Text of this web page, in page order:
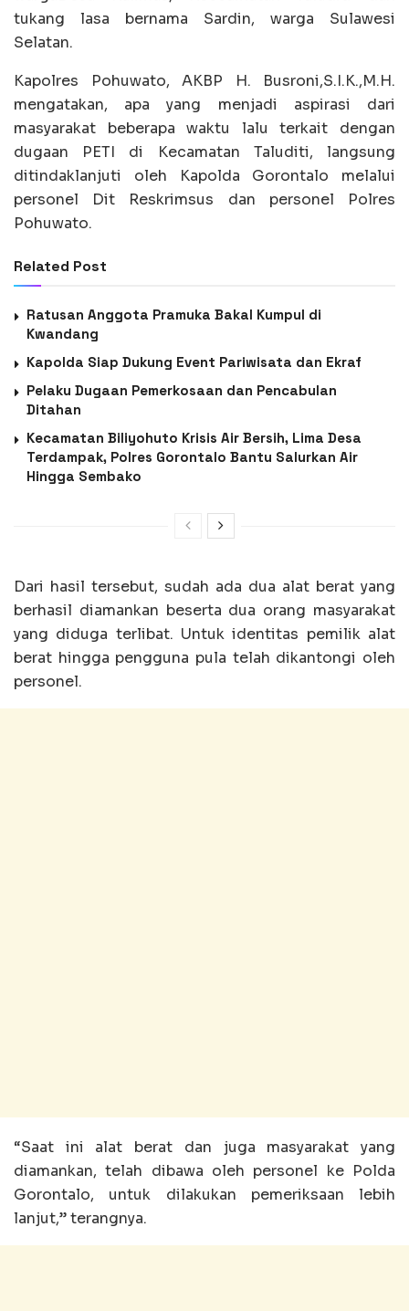
tukang lasa bernama Sardin, warga Sulawesi
Selatan.
Kapolres Pohuwato, AKBP H. Busroni,S.I.K.,M.H.
mengatakan, apa yang menjadi aspirasi dari
masyarakat beberapa waktu lalu terkait dengan
dugaan PETI di Kecamatan Taluditi, langsung
ditindaklanjuti oleh Kapolda Gorontalo melalui
personel Dit Reskrimsus dan personel Polres
Pohuwato.
Related Post
Ratusan Anggota Pramuka Bakal Kumpul di
Kwandang
Kapolda Siap Dukung Event Pariwisata dan Ekraf
Pelaku Dugaan Pemerkosaan dan Pencabulan
Ditahan
Kecamatan Biliyohuto Krisis Air Bersih, Lima Desa
Terdampak, Polres Gorontalo Bantu Salurkan Air
Hingga Sembako
Dari hasil tersebut, sudah ada dua alat berat yang
berhasil diamankan beserta dua orang masyarakat
yang diduga terlibat. Untuk identitas pemilik alat
berat hingga pengguna pula telah dikantongi oleh
personel.
“Saat ini alat berat dan juga masyarakat yang
diamankan, telah dibawa oleh personel ke Polda
Gorontalo, untuk dilakukan pemeriksaan lebih
lanjut,” terangnya.